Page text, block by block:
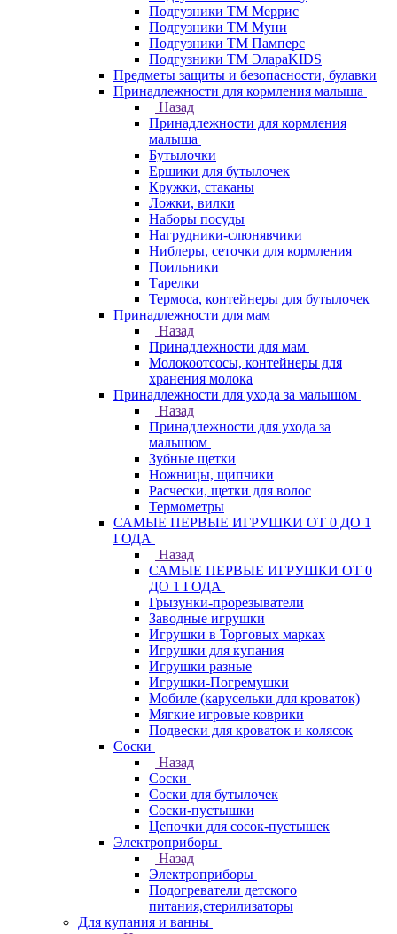
Подгузники ТМ Меррис
Подгузники ТМ Муни
Подгузники ТМ Памперс
Подгузники ТМ ЭлараKIDS
Предметы защиты и безопасности, булавки
Принадлежности для кормления малыша
Назад
Принадлежности для кормления
малыша
Бутылочки
Ершики для бутылочек
Кружки, стаканы
Ложки, вилки
Наборы посуды
Нагрудники-слюнявчики
Ниблеры, сеточки для кормления
Поильники
Тарелки
Термоса, контейнеры для бутылочек
Принадлежности для мам
Назад
Принадлежности для мам
Молокоотсосы, контейнеры для
хранения молока
Принадлежности для ухода за малышом
Назад
Принадлежности для ухода за
малышом
Зубные щетки
Ножницы, щипчики
Расчески, щетки для волос
Термометры
САМЫЕ ПЕРВЫЕ ИГРУШКИ ОТ 0 ДО 1
ГОДА
Назад
САМЫЕ ПЕРВЫЕ ИГРУШКИ ОТ 0
ДО 1 ГОДА
Грызунки-прорезыватели
Заводные игрушки
Игрушки в Торговых марках
Игрушки для купания
Игрушки разные
Игрушки-Погремушки
Мобиле (карусельки для кроваток)
Мягкие игровые коврики
Подвески для кроваток и колясок
Соски
Назад
Соски
Соски для бутылочек
Соски-пустышки
Цепочки для сосок-пустышек
Электроприборы
Назад
Электроприборы
Подогреватели детского
питания,стерилизаторы
Для купания и ванны